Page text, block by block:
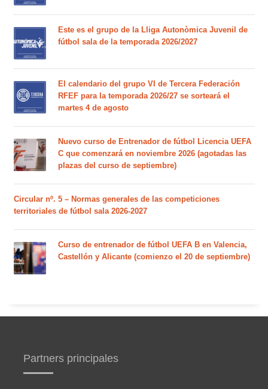
Este es el grupo de la Lliga Autonòmica Juvenil de
fútbol sala de la temporada 2026/2027
El calendario del grupo VI de Tercera Federación
RFEF para la temporada 2026/27 se sorteará el
martes 4 de agosto
Nuevo curso de Entrenador de fútbol Licencia UEFA
C que comenzará en noviembre 2026 (agotadas las
plazas del curso de septiembre)
Circular nº. 5 – Normas generales de las competiciones
territoriales de fútbol sala 2026-2027
Curso de entrenador de fútbol UEFA B en Valencia,
Castellón y Alicante (comienzo el 20 de septiembre)
Partners principales